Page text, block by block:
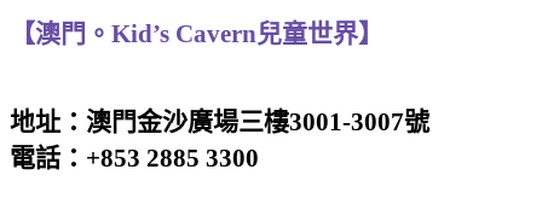
【澳門。Kid’s Cavern兒童世界】
地址：澳門金沙廣場三樓3001-3007號
電話：+853 2885 3300